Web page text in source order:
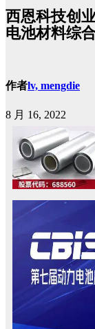
西恩科技创
电池材料综
作者lv, mengdie
8 月 16, 2022